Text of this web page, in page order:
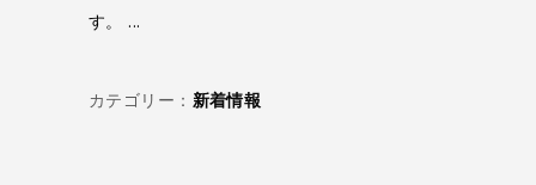
す。
カテゴリー： 新着情報